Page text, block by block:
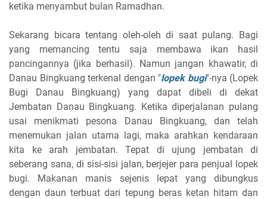
ketika menyambut bulan Ramadhan.
Sekarang bicara tentang oleh-oleh di saat pulang. Bagi
yang memancing tentu saja membawa ikan hasil
pancingannya (jika berhasil). Namun jangan khawatir, di
Danau Bingkuang terkenal dengan "lopek bugi"-nya (Lopek
Bugi Danau Bingkuang) yang dapat dibeli di dekat
Jembatan Danau Bingkuang. Ketika diperjalanan pulang
usai menikmati pesona Danau Bingkuang, dan telah
menemukan jalan utama lagi, maka arahkan kendaraan
kita ke arah jembatan. Tepat di ujung jembatan di
seberang sana, di sisi-sisi jalan, berjejer para penjual lopek
bugi. Makanan manis sejenis lepat yang dibungkus
dengan daun terbuat dari tepung beras ketan hitam dan